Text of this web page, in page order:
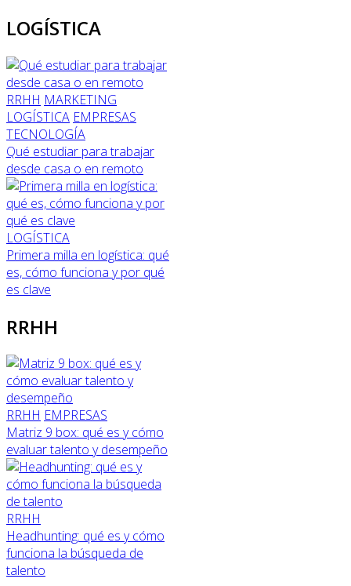
LOGÍSTICA
RRHH MARKETING
LOGÍSTICA EMPRESAS
TECNOLOGÍA
Qué estudiar para trabajar
desde casa o en remoto
LOGÍSTICA
Primera milla en logística: qué
es, cómo funciona y por qué
es clave
RRHH
RRHH EMPRESAS
Matriz 9 box: qué es y cómo
evaluar talento y desempeño
RRHH
Headhunting: qué es y cómo
funciona la búsqueda de
talento